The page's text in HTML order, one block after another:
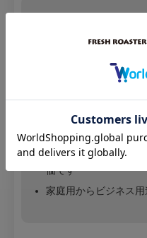
日常使いの定番とし
バランスの取れた味
で幅広い層に評価さ
焙煎度合いの選択に
ズできます
コクと香りのバランス
価です
家庭用からビジネス